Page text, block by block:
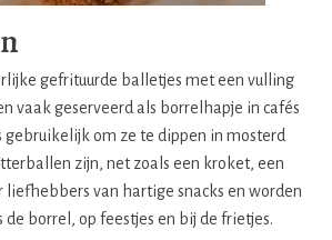
gefrituurde balletjes met een vulling
vaak geserveerd als borrelhapje in cafés
gebruikelijk om ze te dippen in mosterd
zijn, net zoals een kroket, een
liefhebbers van hartige snacks en worden
borrel, op feestjes en bij de frietjes.